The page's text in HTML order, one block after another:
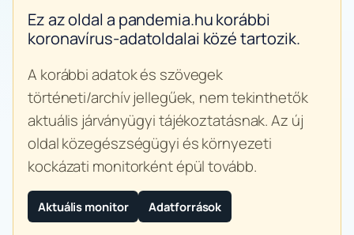
Ez az oldal a pandemia.hu korábbi
koronavírus-adatoldalai közé tartozik.
A korábbi adatok és szövegek
történeti/archív jellegűek, nem tekinthetők
aktuális járványügyi tájékoztatásnak. Az új
oldal közegészségügyi és környezeti
kockázati monitorként épül tovább.
Aktuális monitor Adatforrások